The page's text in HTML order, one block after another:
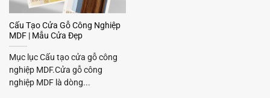
Cấu Tạo Cửa Gỗ Công Nghiệp
MDF | Mẫu Cửa Đẹp
Mục lục Cấu tạo cửa gỗ công
nghiệp MDF.Cửa gỗ công
nghiệp MDF là dòng...